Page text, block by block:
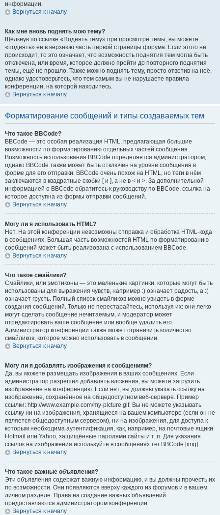
информации.
Вернуться к началу
Как мне вновь поднять мою тему?
Щёлкнув по ссылке «Поднять тему» при просмотре темы, вы можете
«поднять» её в верхнюю часть первой страницы форума. Если этого не
происходит, то это означает, что возможность поднятия тем могла быть
отключена, или время, которое должно пройти до повторного поднятия
темы, ещё не прошло. Также можно поднять тему, просто ответив на неё,
однако удостоверьтесь, что тем самым вы не нарушаете правила
конференции, на которой находитесь.
Вернуться к началу
Форматирование сообщений и типы создаваемых тем
Что такое BBCode?
BBCode — это особая реализация HTML, предлагающая большие
возможности по форматированию отдельных частей сообщения.
Возможность использования BBCode определяется администратором,
однако BBCode также может быть отключён на уровне сообщения в
форме для его отправки. BBCode очень похож на HTML, но теги в нём
заключаются в квадратные скобки [ и ], а не в < и >. За дополнительной
информацией о BBCode обратитесь к руководству по BBCode, ссылка на
которое доступна из формы отправки сообщений.
Вернуться к началу
Могу ли я использовать HTML?
Нет. На этой конференции невозможны отправка и обработка HTML-кода
в сообщениях. Большая часть возможностей HTML по форматированию
сообщений может быть реализована с использованием BBCode.
Вернуться к началу
Что такое смайлики?
Смайлики, или эмотиконы — это маленькие картинки, которые могут быть
использованы для выражения чувств, например :) означает радость, а :(
означает грусть. Полный список смайликов можно увидеть в форме
создания сообщений. Только не перестарайтесь, используя их: они легко
могут сделать сообщение нечитаемым, и модератор может
отредактировать ваше сообщение или вообще удалить его.
Администратор конференции также может ограничить количество
смайликов, которое можно использовать в сообщении.
Вернуться к началу
Могу ли я добавлять изображения к сообщениям?
Да, вы можете размещать изображения в ваших сообщениях. Если
администратор разрешил добавлять вложения, вы можете загрузить
изображение на конференцию. Если нет, вы должны указать ссылку на
изображение, сохранённое на общедоступном веб-сервере. Пример
ссылки: http://www.example.com/my-picture.gif. Вы не можете указывать
ссылку ни на изображения, хранящиеся на вашем компьютере (если он не
является общедоступным сервером), ни на изображения, для доступа к
которым необходима аутентификация, как, например, на почтовые ящики
Hotmail или Yahoo, защищённые паролями сайты и т. п. Для указания
ссылок на изображения используйте в сообщениях тег BBCode [img].
Вернуться к началу
Что такое важные объявления?
Эти объявления содержат важную информацию, и вы должны прочесть их
по возможности. Они появляются вверху каждого из форумов и в вашем
личном разделе. Права на создание важных объявлений
предоставляются администратором конференции.
Вернуться к началу